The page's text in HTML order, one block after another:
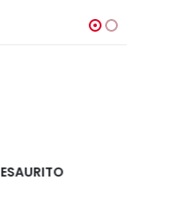
ESAURITO